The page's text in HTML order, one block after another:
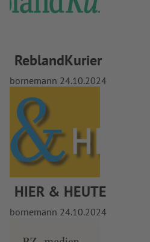
ReblandKurier
bornemann 24.10.2024
HIER & HEUTE
bornemann 24.10.2024